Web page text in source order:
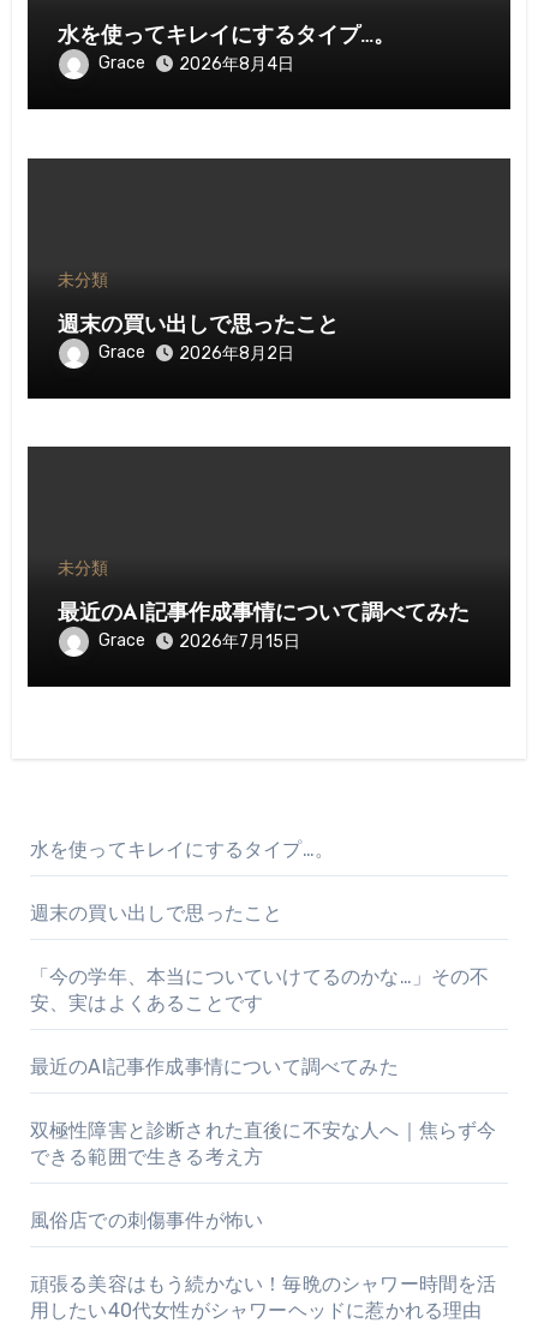
水を使ってキレイにするタイプ…。
Grace 2026年8月4日
未分類
週末の買い出しで思ったこと
Grace 2026年8月2日
未分類
最近のAI記事作成事情について調べてみた
Grace 2026年7月15日
水を使ってキレイにするタイプ…。
週末の買い出しで思ったこと
「今の学年、本当についていけてるのかな…」その不
安、実はよくあることです
最近のAI記事作成事情について調べてみた
双極性障害と診断された直後に不安な人へ｜焦らず今
できる範囲で生きる考え方
風俗店での刺傷事件が怖い
頑張る美容はもう続かない！毎晩のシャワー時間を活
用したい40代女性がシャワーヘッドに惹かれる理由